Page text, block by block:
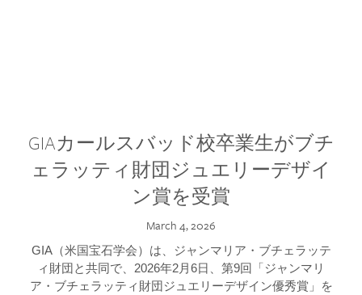
GIAカールスバッド校卒業生がブチ
ェラッティ財団ジュエリーデザイ
ン賞を受賞
March 4, 2026
GIA（米国宝石学会）は、ジャンマリア・ブチェラッテ
ィ財団と共同で、2026年2月6日、第9回「ジャンマリ
ア・ブチェラッティ財団ジュエリーデザイン優秀賞」を